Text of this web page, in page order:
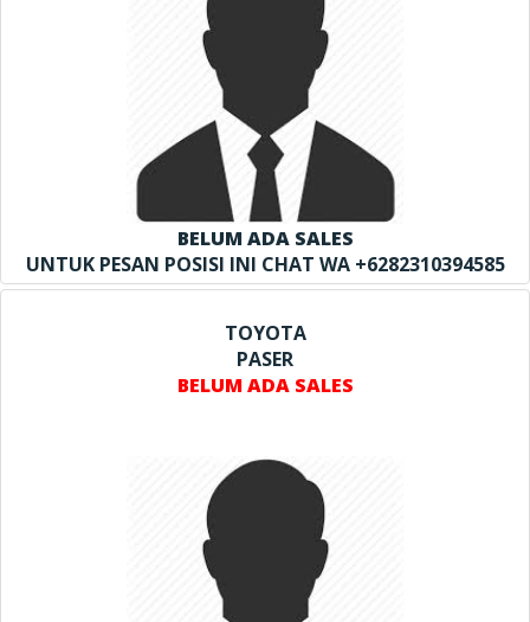
BELUM ADA SALES
UNTUK PESAN POSISI INI CHAT WA +6282310394585
TOYOTA
PASER
BELUM ADA SALES